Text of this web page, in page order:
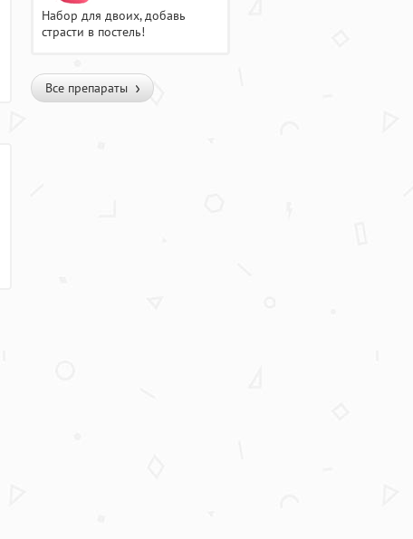
Набор для двоих, добавь
страсти в постель!
Все препараты